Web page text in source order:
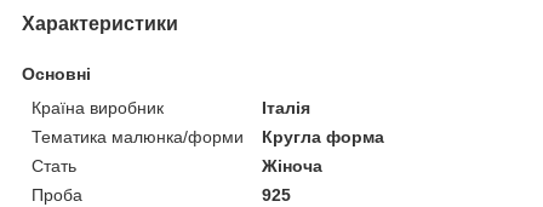
Характеристики
Основні
Країна виробник
Італія
Тематика малюнка/форми
Кругла форма
Стать
Жіноча
Проба
925